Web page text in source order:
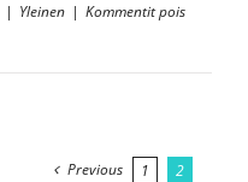
| Yleinen | Kommentit pois
Previous 1 2